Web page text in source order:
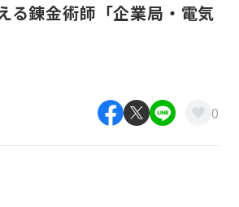
る錬金術師「企業局・電気
0